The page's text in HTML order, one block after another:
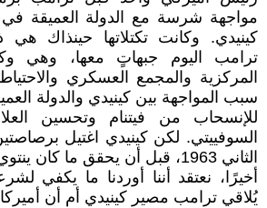
مواجهة شرسة مع الدولة العميقة
كينيدي. وكانت تكتلاتها حينذاك هي
ترامب اليوم جبهاتٍ معها، وهي
المركزية والمجمع العسكري
سبب المواجهة بين كينيدي والدولة
للإنسحاب من فيتنام وتحسين
الثاني 1963، قبل أن يحقق ما كان ينتوي تحقيقه.
أخيرًا، نعتقد أننا أوردنا ما يكفي
يُلاقي ترامب مصير كينيدي أم أن أميركا